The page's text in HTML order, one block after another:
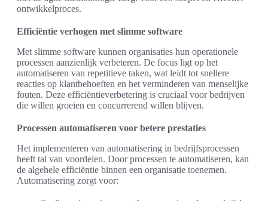
ontwikkelproces.
Efficiëntie verhogen met slimme software
Met slimme software kunnen organisaties hun operationele
processen aanzienlijk verbeteren. De focus ligt op het
automatiseren van repetitieve taken, wat leidt tot snellere
reacties op klantbehoeften en het verminderen van menselijke
fouten. Deze efficiëntieverbetering is cruciaal voor bedrijven
die willen groeien en concurrerend willen blijven.
Processen automatiseren voor betere prestaties
Het implementeren van automatisering in bedrijfsprocessen
heeft tal van voordelen. Door processen te automatiseren, kan
de algehele efficiëntie binnen een organisatie toenemen.
Automatisering zorgt voor: